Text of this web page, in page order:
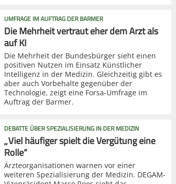
UMFRAGE IM AUFTRAG DER BARMER
Die Mehrheit vertraut eher dem Arzt als
auf KI
Die Mehrheit der Bundesbürger sieht einen
positiven Nutzen im Einsatz Künstlicher
Intelligenz in der Medizin. Gleichzeitig gibt es
aber auch Vorbehalte gegenüber der
Technologie, zeigt eine Forsa-Umfrage im
Auftrag der Barmer.
DEBATTE ÜBER SPEZIALISIERUNG IN DER MEDIZIN
„Viel häufiger spielt die Vergütung eine
Rolle“
Ärzteorganisationen warnen vor einer
weiteren Spezialisierung der Medizin. DEGAM-